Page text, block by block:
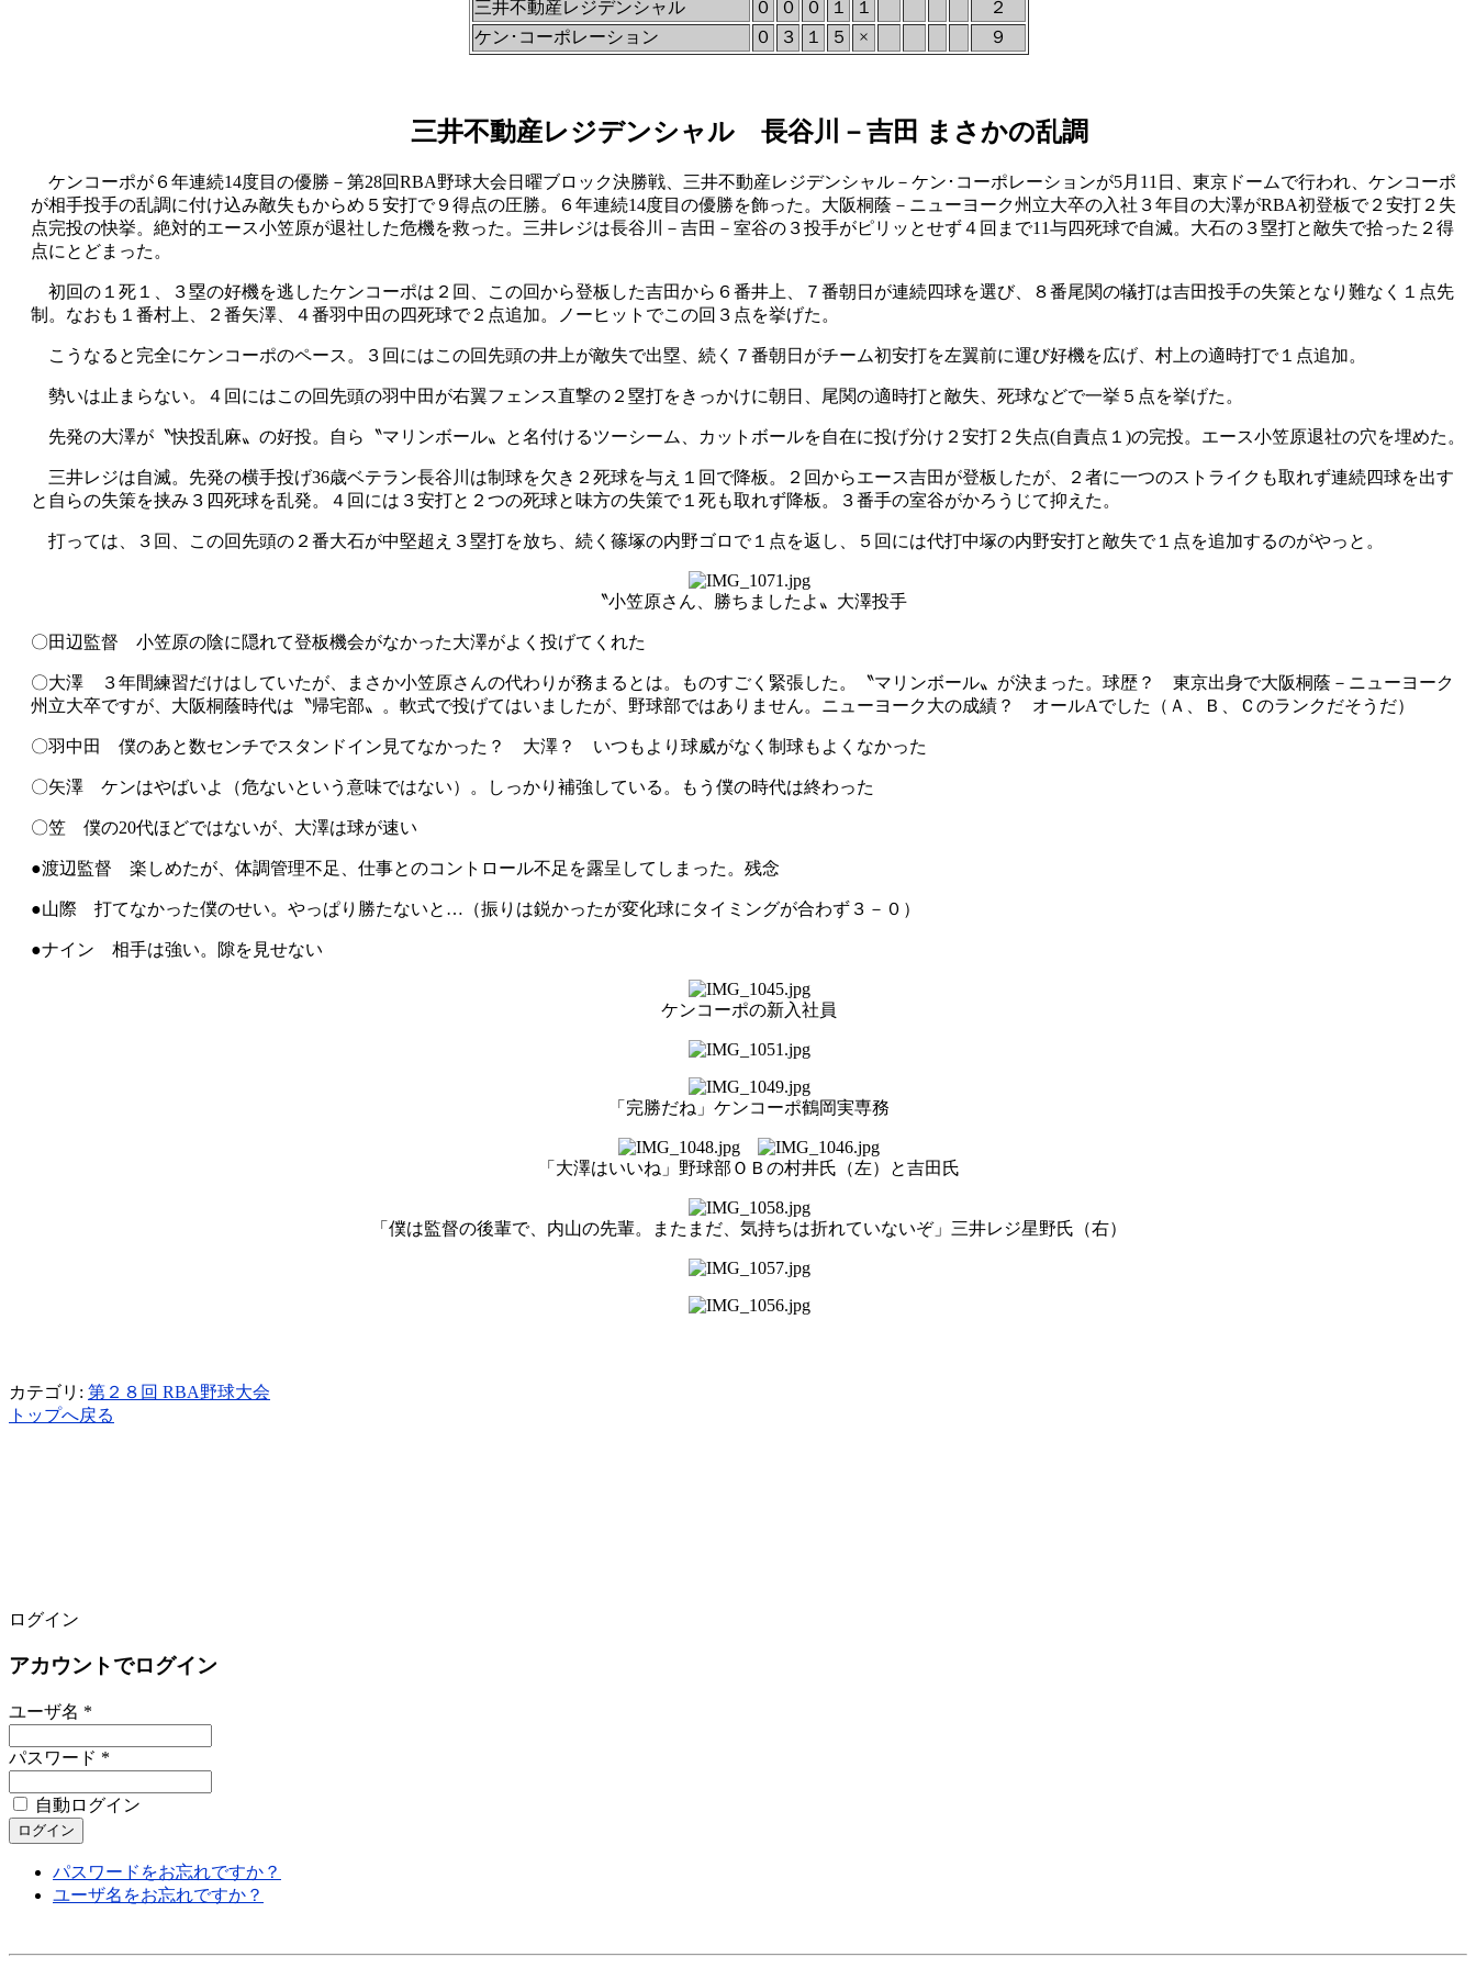
三井不動産レジデンシャル
０ ０ ０ １ １
２
ケン･コーポレーション
０ ３ １ ５ × ９
三井不動産レジデンシャル 長谷川－吉田 まさかの乱調
ケンコーポが６年連続14度目の優勝－第28回RBA野球大会日曜ブロック決勝戦、三井不動産レジデンシャル－ケン･コーポレーションが5月11日、東京ドームで行われ、ケンコーポ
が相手投手の乱調に付け込み敵失もからめ５安打で９得点の圧勝。６年連続14度目の優勝を飾った。大阪桐蔭－ニューヨーク州立大卒の入社３年目の大澤がRBA初登板で２安打２失
点完投の快挙。絶対的エース小笠原が退社した危機を救った。三井レジは長谷川－吉田－室谷の３投手がピリッとせず４回まで11与四死球で自滅。大石の３塁打と敵失で拾った２得
点にとどまった。
初回の１死１、３塁の好機を逃したケンコーポは２回、この回から登板した吉田から６番井上、７番朝日が連続四球を選び、８番尾関の犠打は吉田投手の失策となり難なく１点先
制。なおも１番村上、２番矢澤、４番羽中田の四死球で２点追加。ノーヒットでこの回３点を挙げた。
こうなると完全にケンコーポのペース。３回にはこの回先頭の井上が敵失で出塁、続く７番朝日がチーム初安打を左翼前に運び好機を広げ、村上の適時打で１点追加。
勢いは止まらない。４回にはこの回先頭の羽中田が右翼フェンス直撃の２塁打をきっかけに朝日、尾関の適時打と敵失、死球などで一挙５点を挙げた。
先発の大澤が〝快投乱麻〟の好投。自ら〝マリンボール〟と名付けるツーシーム、カットボールを自在に投げ分け２安打２失点(自責点１)の完投。エース小笠原退社の穴を埋めた。
三井レジは自滅。先発の横手投げ36歳ベテラン長谷川は制球を欠き２死球を与え１回で降板。２回からエース吉田が登板したが、２者に一つのストライクも取れず連続四球を出す
と自らの失策を挟み３四死球を乱発。４回には３安打と２つの死球と味方の失策で１死も取れず降板。３番手の室谷がかろうじて抑えた。
打っては、３回、この回先頭の２番大石が中堅超え３塁打を放ち、続く篠塚の内野ゴロで１点を返し、５回には代打中塚の内野安打と敵失で１点を追加するのがやっと。
〝小笠原さん、勝ちましたよ〟大澤投手
〇田辺監督 小笠原の陰に隠れて登板機会がなかった大澤がよく投げてくれた
〇大澤 ３年間練習だけはしていたが、まさか小笠原さんの代わりが務まるとは。ものすごく緊張した。〝マリンボール〟が決まった。球歴？ 東京出身で大阪桐蔭－ニューヨーク
州立大卒ですが、大阪桐蔭時代は〝帰宅部〟。軟式で投げてはいましたが、野球部ではありません。ニューヨーク大の成績？ オールAでした（Ａ、Ｂ、Ｃのランクだそうだ）
〇羽中田 僕のあと数センチでスタンドイン見てなかった？ 大澤？ いつもより球威がなく制球もよくなかった
〇矢澤 ケンはやばいよ（危ないという意味ではない）。しっかり補強している。もう僕の時代は終わった
〇笠 僕の20代ほどではないが、大澤は球が速い
●渡辺監督 楽しめたが、体調管理不足、仕事とのコントロール不足を露呈してしまった。残念
●山際 打てなかった僕のせい。やっぱり勝たないと…（振りは鋭かったが変化球にタイミングが合わず３－０）
●ナイン 相手は強い。隙を見せない
ケンコーポの新入社員
「完勝だね」ケンコーポ鶴岡実専務
「大澤はいいね」野球部ＯＢの村井氏（左）と吉田氏
「僕は監督の後輩で、内山の先輩。またまだ、気持ちは折れていないぞ」三井レジ星野氏（右）
カテゴリ: 第２８回 RBA野球大会
トップへ戻る
ログイン
アカウントでログイン
ユーザ名 *
パスワード *
自動ログイン
パスワードをお忘れですか？
ユーザ名をお忘れですか？